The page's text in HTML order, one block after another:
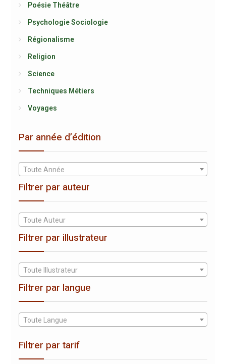
Poésie Théâtre
Psychologie Sociologie
Régionalisme
Religion
Science
Techniques Métiers
Voyages
Par année d’édition
Toute Année
Filtrer par auteur
Toute Auteur
Filtrer par illustrateur
Toute Illustrateur
Filtrer par langue
Toute Langue
Filtrer par tarif